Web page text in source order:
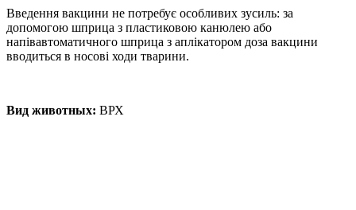
Введення вакцини не потребує особливих зусиль: за
допомогою шприца з пластиковою канюлею або
напівавтоматичного шприца з аплікатором доза вакцини
вводиться в носові ходи тварини.
Вид животных: ВРХ